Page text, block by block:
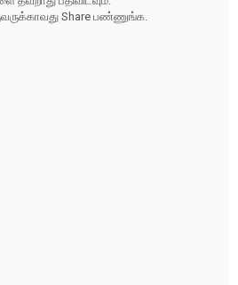
Share பண்ணுங்க.